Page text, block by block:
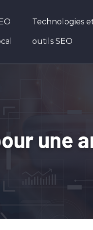
Technologies
outils SEO
une